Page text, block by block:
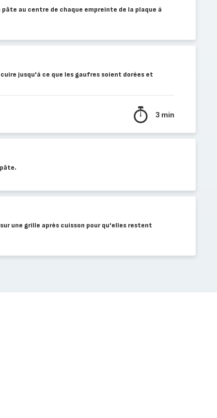
au centre de chaque empreinte de la plaque à
jusqu'à ce que les gaufres soient dorées et
3 min
une grille après cuisson pour qu'elles restent